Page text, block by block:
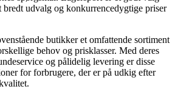
bredt udvalg og konkurrencedygtige priser
butikker et omfattende sortiment
behov og prisklasser. Med deres
og pålidelig levering er disse
for forbrugere, der er på udkig efter